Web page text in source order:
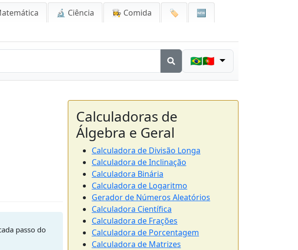
🔬 Ciência 👩‍🍳 Comida 🏷️
🆕
🇧🇷🇵🇹
passo do
Calculadoras de
Álgebra e Geral
Calculadora de Divisão Longa
Calculadora de Inclinação
Calculadora Binária
Calculadora de Logaritmo
Gerador de Números Aleatórios
Calculadora Científica
Calculadora de Frações
Calculadora de Porcentagem
Calculadora de Matrizes